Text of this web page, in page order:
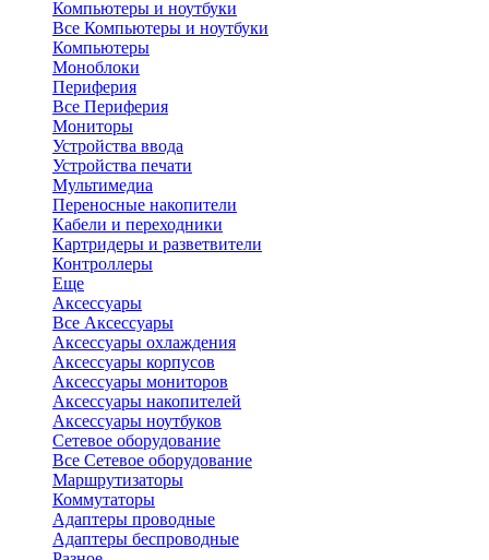
Компьютеры и ноутбуки
Все Компьютеры и ноутбуки
Компьютеры
Моноблоки
Периферия
Все Периферия
Мониторы
Устройства ввода
Устройства печати
Мультимедиа
Переносные накопители
Кабели и переходники
Картридеры и разветвители
Контроллеры
Еще
Аксессуары
Все Аксессуары
Аксессуары охлаждения
Аксессуары корпусов
Аксессуары мониторов
Аксессуары накопителей
Аксессуары ноутбуков
Сетевое оборудование
Все Сетевое оборудование
Маршрутизаторы
Коммутаторы
Адаптеры проводные
Адаптеры беспроводные